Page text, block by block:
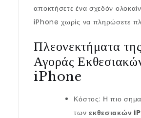
αποκτήσετε ένα σχεδόν
iPhone χωρίς να πληρώσετε
Πλεονεκτήματα της
Αγοράς
iPhone
Κόστος: Η πιο
τωνεκθεσιακών